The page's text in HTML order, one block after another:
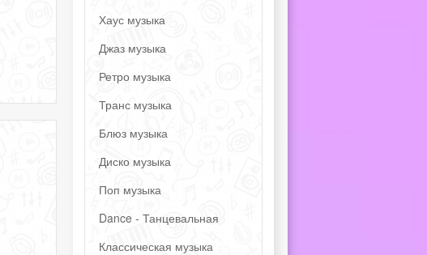
Хаус музыка
Джаз музыка
Ретро музыка
Транс музыка
Блюз музыка
Диско музыка
Поп музыка
Dance - Танцевальная
Классическая музыка